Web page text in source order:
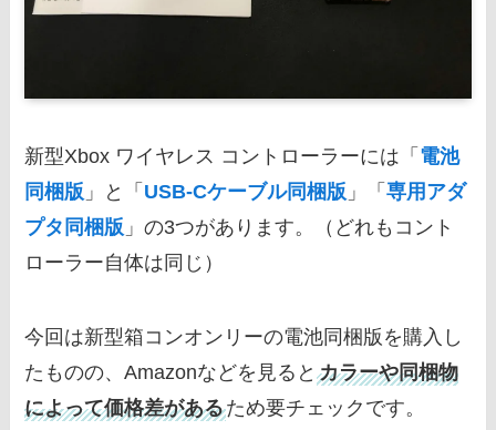
新型Xbox ワイヤレス コントローラーには「 電池
同梱版 」と「 USB-Cケーブル同梱版 」「専用アダ
プタ同梱版 」の3つがあります。（どれもコント
ローラー自体は同じ）
今回は新型箱コンオンリーの電池同梱版を購入し
たものの、Amazonなどを見るとカラーや同梱物
によって価格差があるため要チェックです。